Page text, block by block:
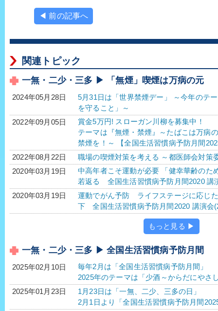
◀ 前の記事へ
関連トピック
一無・二少・三多 ▶ 「無煙」喫煙は万病の元
2024年05月28日
5月31日は「世界禁煙デー」 ～今年のテ
を守ること」～
2022年09月05日
賞金5万円! スローガン川柳を募集中！
テーマは『無煙・禁煙』～たばこは万病
禁煙を！～ 【全国生活習慣病予防月間
2022年08月22日
職場の喫煙対策を考える ～都医師会対策
2020年03月19日
中高年者こそ運動が必要 「健幸華齢のた
若返る 全国生活習慣病予防月間2020 講
2020年03月19日
運動でがん予防 ライフステージに応じ
下 全国生活習慣病予防月間2020 講演会
もっと見る ▶
一無・二少・三多 ▶ 全国生活習慣病予防月間
2025年02月10日
毎年2月は「全国生活習慣病予防月間」
2025年のテーマは「少酒～からだにやさ
2025年01月23日
1月23日は「一無、二少、三多の日」
2月1日より「全国生活習慣病予防月間